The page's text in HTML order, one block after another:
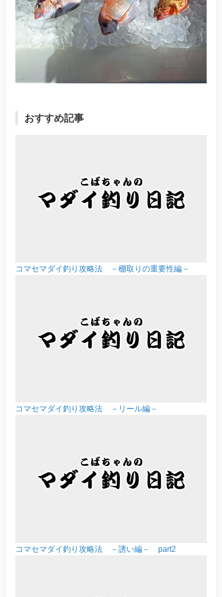
おすすめ記事
コマセマダイ釣り攻略法 －棚取りの重要性編－
コマセマダイ釣り攻略法 －リール編－
コマセマダイ釣り攻略法 －誘い編－ part2